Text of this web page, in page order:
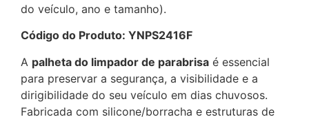
do veículo, ano e tamanho).
Código do Produto: YNPS2416F
A palheta do limpador de parabrisa é essencial
para preservar a segurança, a visibilidade e a
dirigibilidade do seu veículo em dias chuvosos.
Fabricada com silicone/borracha e estruturas de